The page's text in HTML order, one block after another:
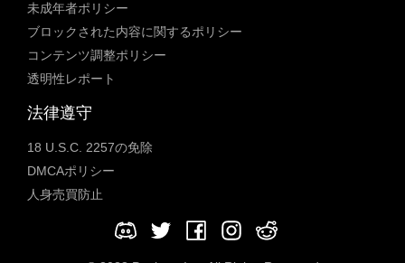
未成年者ポリシー
ブロックされた内容に関するポリシー
コンテンツ調整ポリシー
透明性レポート
法律遵守
18 U.S.C. 2257の免除
DMCAポリシー
人身売買防止